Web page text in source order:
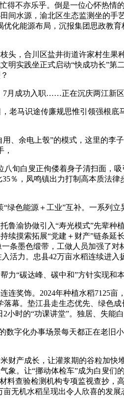
不亦乐乎。倒是一位心怀热情
水源，渝北区生态监测坐的手
化能源布局，沉报集团思政教
，合川区盐井街道许家村生果
实践坐正式启动“快成功长”
成功入职……正在沉庆两江新区
马识途传廉规思惟引领强根底
余电上彀”的模式，这里的李
白叟正佝偻着身子清扫面，吸
％，凤鸣镇出力打制高本质法
能源＋工业”互补。一系列立
渝协做引入“寿光模式”先辈种
摸索拓展“党建＋财产”链条延
条墨色缎带，工做人员加强了
活力。忠县42万亩水稻连续进入
碳达峰、碳中和”方针实现和
饰。2024年种植水稻7125亩
幕。垫江县走生态优先、绿色
时的“功课讲堂”。独居、失能
字化办事场景每天都正在老旧
产成长，让灌浆期的谷粒加快
。让“挪动体检车”成为白叟们
查验检测机构专项监视查抄
无机水稻呈现出令人欣喜的发展